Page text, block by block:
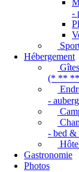
-
Hébergement
(* ** ***
-
- bed &
Gastronomie
Photos